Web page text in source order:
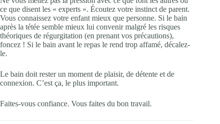
ce que disent les « experts ». Écoutez votre instinct de parent.
Vous connaissez votre enfant mieux que personne. Si le bain
après la tétée semble mieux lui convenir malgré les risques
théoriques de régurgitation (en prenant vos précautions),
foncez ! Si le bain avant le repas le rend trop affamé, décalez-
le.
Le bain doit rester un moment de plaisir, de détente et de
connexion. C’est ça, le plus important.
Faites-vous confiance. Vous faites du bon travail.